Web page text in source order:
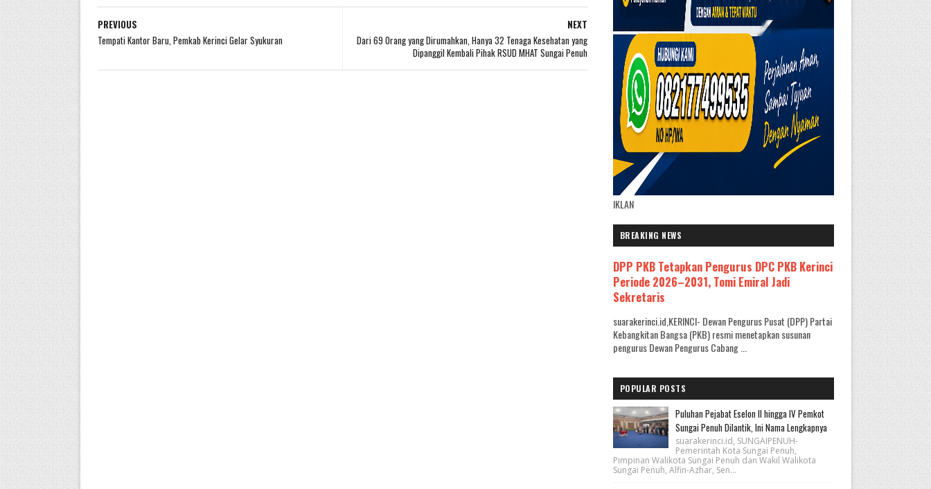
NEXT
Dari 69 Orang yang Dirumahkan, Hanya 32 Tenaga Kesehatan yang
Dipanggil Kembali Pihak RSUD MHAT Sungai Penuh
PREVIOUS
Tempati Kantor Baru, Pemkab Kerinci Gelar Syukuran
IKLAN
BREAKING NEWS
DPP PKB Tetapkan Pengurus DPC PKB Kerinci
Periode 2026–2031, Tomi Emiral Jadi
Sekretaris
suarakerinci.id,KERINCI- Dewan Pengurus Pusat (DPP) Partai
Kebangkitan Bangsa (PKB) resmi menetapkan susunan
pengurus Dewan Pengurus Cabang ...
POPULAR POSTS
Puluhan Pejabat Eselon II hingga IV Pemkot
Sungai Penuh Dilantik, Ini Nama Lengkapnya
suarakerinci.id, SUNGAIPENUH-
Pemerintah Kota Sungai Penuh,
Pimpinan Walikota Sungai Penuh dan Wakil Walikota
Sungai Penuh, Alfin-Azhar, Sen...